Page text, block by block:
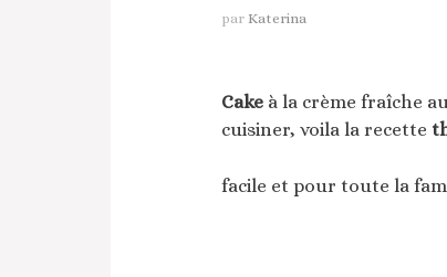
par Katerina
Cakeà la crème fraîche
cuisiner, voila la recette
facile et pour toute la